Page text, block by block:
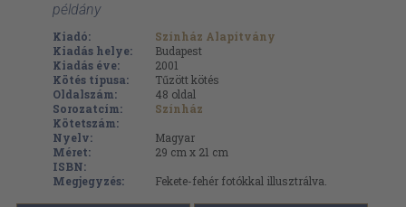
példány
Kiadó:
Színház Alapítvány
Kiadás helye:
Budapest
Kiadás éve:
2001
Kötés típusa:
Tűzött kötés
Oldalszám:
48 oldal
Sorozatcím:
Színház
Kötetszám:
Nyelv:
Magyar
Méret:
29 cm x 21 cm
ISBN:
Megjegyzés:
Fekete-fehér fotókkal illusztrálva.